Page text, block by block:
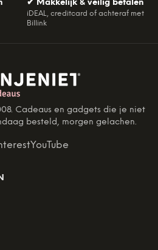
✔ Makkelijk & veilig betalen
iDEAL, creditcard of achteraf met
Billink
Cadeaus en gadgets die je niet
besteld, morgen gelachen.
YouTube